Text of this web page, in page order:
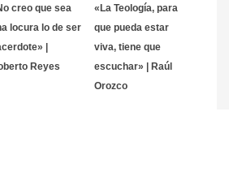
creo que sea
locura lo de ser
|
Reyes
«La Teología, para
que pueda estar
viva, tiene que
escuchar» | Raúl
Orozco